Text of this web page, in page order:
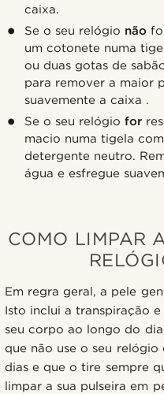
caixa.
Se o seu relógio não
um cotonete numa
ou duas gotas de
para remover a maior
suavemente a caixa .
Se o seu relógiofor
macio numa tigela
detergente neutro.
água e esfregue
COMO LIMPAR
Em regra geral, a pele
Isto inclui a transpiração
seu corpo ao longo do
que não use o seu
dias e que o tire sempre
limpar a sua pulseira em